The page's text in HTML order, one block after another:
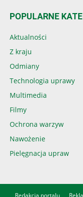
POPULARNE
Aktualności
Z kraju
Odmiany
Technologia uprawy
Multimedia
Filmy
Ochrona warzyw
Nawożenie
Pielęgnacja upraw
Redakcja portalu